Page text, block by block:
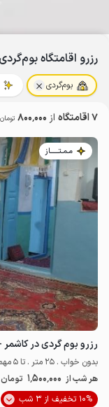
رزرو اقامتگاه
بوم‌گردی
7 اقامتگاه از 800٬000 تومان
مـمـتــــــاز
رزرو بوم گردی در
بدون خواب . 25 متر . تا 5 مهمان
هر شب از 1٬500٬000 تومان
10% تخفیف از 3 شب